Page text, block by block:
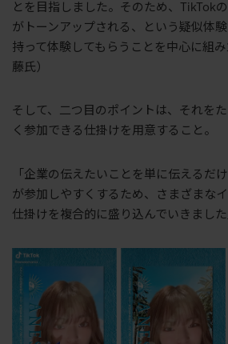
とを目指しました。そのため、TikTok
がトーンアップされる、という疑似体
持って体験してもらうことを中心に組
藤氏）
そして、二つ目のポイントは、それを
く参加できる仕掛けを用意すること。
「企業の伝えたいことを単に伝えるだ
が参加しやすくするため、さまざまな
仕掛けを複合的に盛り込んでいきました